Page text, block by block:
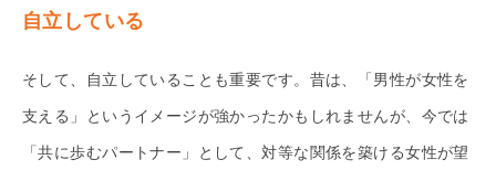
自立している
そして、自立していることも重要です。昔は、「男性が女性を
支える」というイメージが強かったかもしれませんが、今では
「共に歩むパートナー」として、対等な関係を築ける女性が望